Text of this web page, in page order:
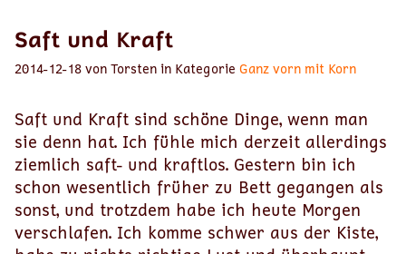
Saft und Kraft
2014-12-18 von Torsten in Kategorie Ganz vorn mit Korn
Saft und Kraft sind schöne Dinge, wenn man
sie denn hat. Ich fühle mich derzeit allerdings
ziemlich saft- und kraftlos. Gestern bin ich
schon wesentlich früher zu Bett gegangen als
sonst, und trotzdem habe ich heute Morgen
verschlafen. Ich komme schwer aus der Kiste,